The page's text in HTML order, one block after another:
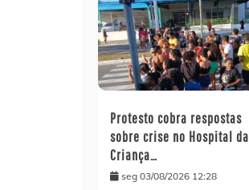
Protesto cobra respostas
sobre crise no Hospital da
Criança…
seg 03/08/2026 12:28